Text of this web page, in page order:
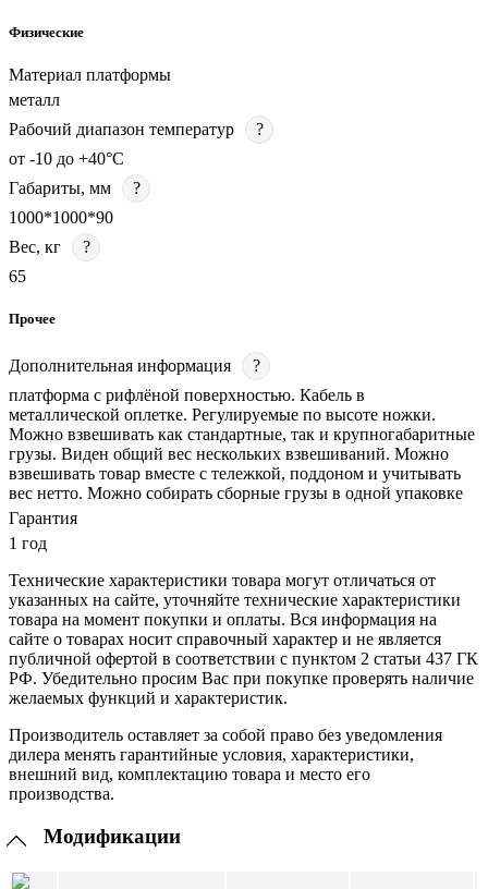
Физические
Материал платформы
металл
Рабочий диапазон температур
?
от -10 до +40°С
Габариты, мм
?
1000*1000*90
Вес, кг
?
65
Прочее
Дополнительная информация
?
платформа с рифлёной поверхностью. Кабель в
металлической оплетке. Регулируемые по высоте ножки.
Можно взвешивать как стандартные, так и крупногабаритные
грузы. Виден общий вес нескольких взвешиваний. Можно
взвешивать товар вместе с тележкой, поддоном и учитывать
вес нетто. Можно собирать сборные грузы в одной упаковке
Гарантия
1 год
Технические характеристики товара могут отличаться от
указанных на сайте, уточняйте технические характеристики
товара на момент покупки и оплаты. Вся информация на
сайте о товарах носит справочный характер и не является
публичной офертой в соответствии с пунктом 2 статьи 437 ГК
РФ. Убедительно просим Вас при покупке проверять наличие
желаемых функций и характеристик.
Производитель оставляет за собой право без уведомления
дилера менять гарантийные условия, характеристики,
внешний вид, комплектацию товара и место его
производства.
Модификации